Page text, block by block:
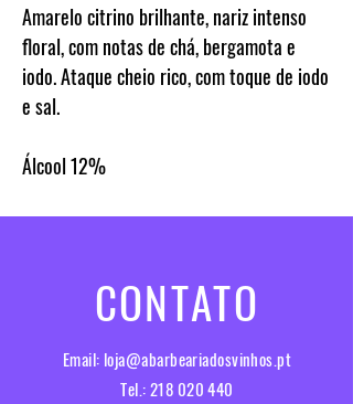
Amarelo citrino brilhante, nariz intenso
floral, com notas de chá, bergamota e
iodo. Ataque cheio rico, com toque de iodo
e sal.
Álcool12%
CONTATO
Email: loja@abarbeariadosvinhos.pt
Tel.:218 020 440